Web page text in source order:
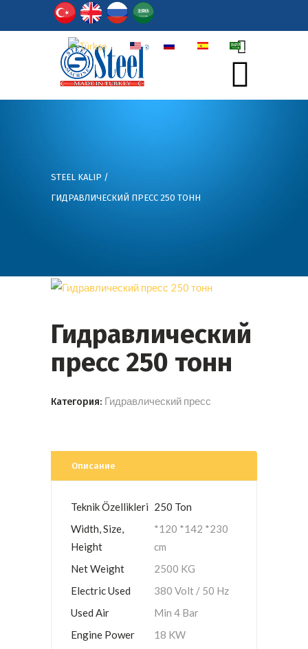
TR EN
STEEL KALIP /
ГИДРАВЛИЧЕСКИЙ ПРЕСС 250 ТОНН
Гидравлический
пресс 250 тонн
Категория: Гидравлический пресс
Описание
Teknik Özellikleri 250 Ton
Width, Size,
Height
*120 *142 *230
cm
Net Weight
2500 KG
Electric Used
380 Volt / 50 Hz
Used Air
Min 4 Bar
Engine Power
18 KW